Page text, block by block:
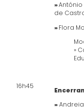
»António
de
»Flora
»
16h45
»